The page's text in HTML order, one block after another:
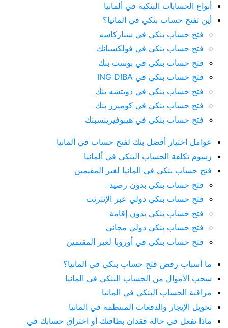
أنواع الحسابات البنكية في ألمانيا
أين تفتح حساب بنكي في المانيا؟
فتح حساب بنكي في شباركاسه
فتح حساب بنكي في فولكسبانك
فتح حساب بنكي في بوست بنك
فتح حساب بنكي في ING DIBA
فتح حساب بنكي في دويتشه بنك
فتح حساب بنكي في كوميرز بنك
فتح حساب بنكي في هيبوفيرينسبنك
عوامل اختيار أفضل بنك لفتح حساب في ألمانيا
رسوم تكلفة الحساب البنكي في ألمانيا
فتح حساب بنكي في المانيا لغير المقيمين
فتح حساب بنكي بدون رصيد
فتح حساب بنكي دولي عبر الإنترنت
فتح حساب بنكي بدون إقامة
فتح حساب بنكي دولي مجاني
فتح حساب بنكي في أوروبا لغير المقيمين
ما أسباب رفض فتح حساب بنكي في المانيا؟
سحب الأموال من الحساب البنكي في المانيا
مراقبة الحساب البنكي في المانيا
تحويل الإيجار والدفعات المنتظمة في المانيا
ماذا تفعل في حالة فقدان بطاقتك أو اختراق حسابك في